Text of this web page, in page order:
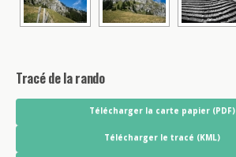
Tracé de la rando
Télécharger la carte papier (PDF)
Télécharger le tracé (KML)